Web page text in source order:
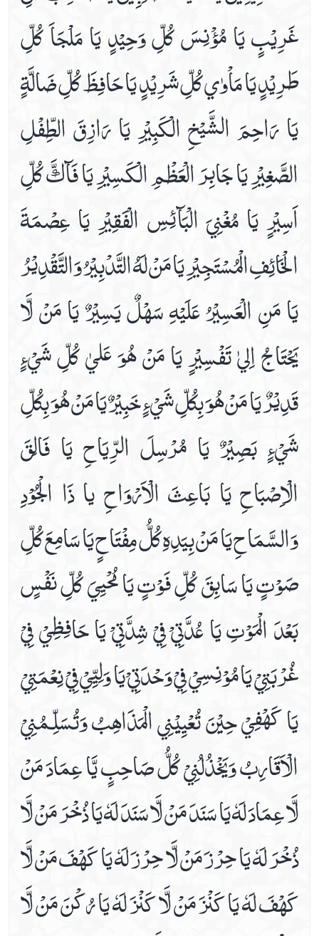
غَرِيْبٍ يَا مُؤْنِسَ كُلِّ وَحِيْدٍ يَا مَلْجَاَ كُلِّ
طَرِيْدٍ يَا مَاْوٰي كُلِّ شَرِيْدٍ يَا حَافِظَ كُلِّ ضَالَّةٍ
يَا رَاحِمَ الشَّيْخِ الْكَبِيْرِ يَا رَازِقَ الطِّفْلِ
الصَّغِيْرِ يَا جَابِرَ الْعَظْمِ الْكَسِيْرِ يَا فَآكَّ كُلِّ
اَسِيْرٍ يَا مُغْنِيَ الْبَآئِسِ الْفَقِيْرِ يَا عِصْمَةَ
الْخَائِفِ الْمُسْتَجِيْرِ يَا مَنْ لَهُ التَّدْبِيْرُ وَالتَّقْدِيْرُ
يَا مَنِ الْعَسِيْرُ عَلَيْهِ سَهْلٌ يَسِيْرٌ يَا مَنْ لَّا
يَحْتَاجُ اِليٰ تَفْسِيْرٍ يَا مَنْ هُوَ عَليٰ كُلِّ شَيْءٍ
قَدِيْرٌ يَا مَنْ هُوَ بِكُلِّ شَيْءٍ خَبِيْرٌ يَا مَنْ هُوَ بِكُلِّ
شَيْءٍ بَصِيْرٌ يَا مُرْسِلَ الرِّيَاحِ يَا فَالِقَ
الْاِصْبَاحِ يَا بَاعِثَ الْاَرْوَاحِ يا ذَا الْجُوْدِ
وَالسَّمَاحِ يَا مَنْ بِيَدِهِ كُلُّ مِفْتَاحٍ يَا سَامِعَ كُلِّ
صَوْتٍ يَا سَابِقَ كُلِّ فَوْتٍ يَا مُحْيِيَ كُلِّ نَفْسٍ
بَعْدَ الْمَوْتِ يَا عُدَّتِيْ فِيْ شِدَّتِيْ يَا حَافِظِيْ فِيْ
غُرْبَتِيْ يَا مُوْنِسِيْ فِيْ وَحْدَتِيْ يَا وَلِيِّيْ فِيْ نِعْمَتِيْ
يَا كَهْفِيْ حِيْنَ تُعْيِيْنِي الْمَذَاهِبُ وَتُسَلّـِمُنِيْ
الْاَقَارِبُ وَيَخْذُلُنِيْ كُلُّ صَاحِبٍ يَّا عِمَادَ مَنْ
لَّا عِمَادَ لَهٗ يَا سَنَدَ مَنْ لَّا سَنَدَ لَهٗ يَا ذُخْرَ مَنْ لَّا
ذُخْرَ لَهٗ يَا حِرْزَ مَنْ لَّا حِرْزَ لَهٗ يَا كَهْفَ مَنْ لَّا
كَهْفَ لَهٗ يَا كَنْزَ مَنْ لَّا كَنْزَ لَهٗ يَا رُكْنَ مَنْ لَّا